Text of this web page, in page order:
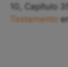
10, Capítulo
Testamento